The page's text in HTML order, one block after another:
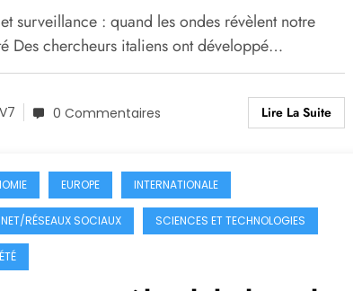
de la surveillance
surveillance : quand les ondes révèlent notre
Des chercheurs italiens ont développé…
0 Commentaires Lire La Suite
EUROPE INTERNATIONALE
RÉSEAUX SOCIAUX SCIENCES ET TECHNOLOGIES